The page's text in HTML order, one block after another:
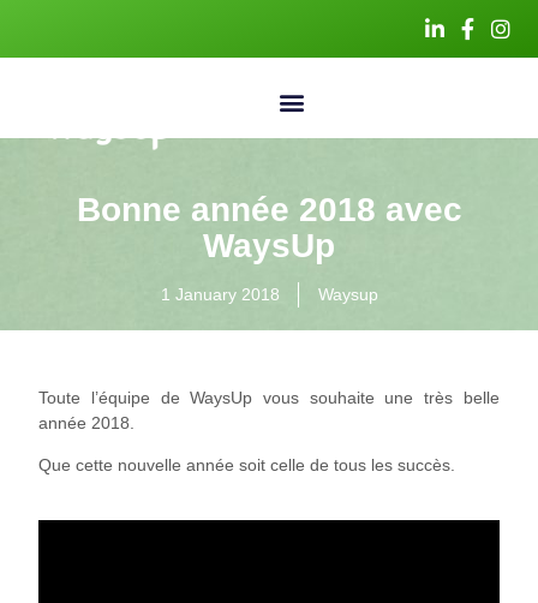
Bonne année 2018 avec
WaysUp
1 January 2018 Waysup
Toute l’équipe de WaysUp vous souhaite une très belle
année 2018.
Que cette nouvelle année soit celle de tous les succès.